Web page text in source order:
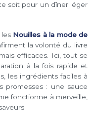
soit pour un dîner léger
Nouilles à la mode de
la volonté du livre
efficaces. Ici, tout se
à la fois rapide et
les ingrédients faciles à
promesses : une sauce
fonctionne à merveille,